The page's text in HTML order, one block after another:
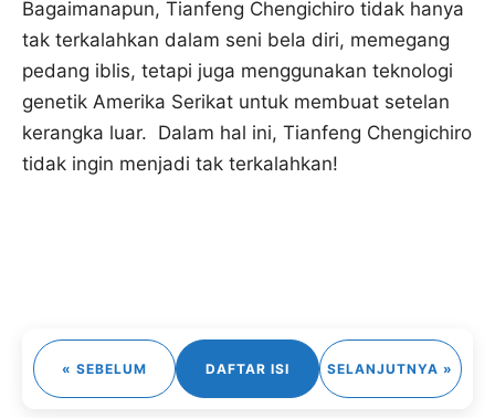
Bagaimanapun, Tianfeng Chengichiro tidak hanya
tak terkalahkan dalam seni bela diri, memegang
pedang iblis, tetapi juga menggunakan teknologi
genetik Amerika Serikat untuk membuat setelan
kerangka luar. Dalam hal ini, Tianfeng Chengichiro
tidak ingin menjadi tak terkalahkan!
« SEBELUM DAFTAR ISI SELANJUTNYA »